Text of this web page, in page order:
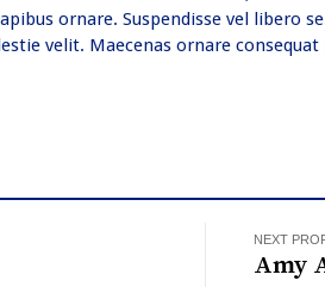
ornare. Suspendisse vel libero
velit. Maecenas ornare
NEXT
Amy